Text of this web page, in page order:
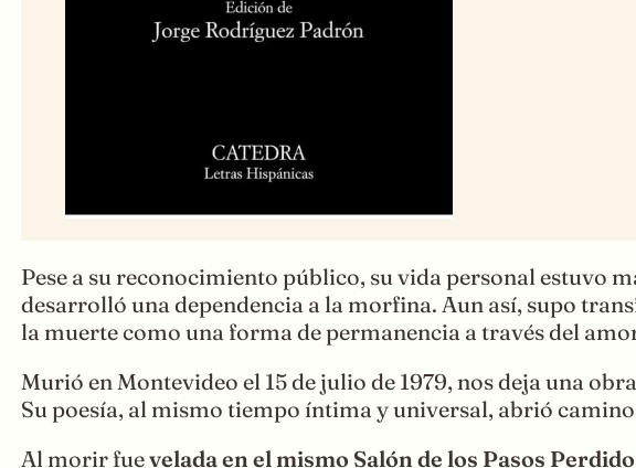
Pese a su reconocimiento público, su vida personal estuvo
desarrolló una dependencia a la morfina. Aun así, supo
la muerte como una forma de permanencia a través del
Murió en Montevideo el 15 de julio de 1979, nos deja una
Su poesía, al mismo tiempo íntima y universal, abrió
Al morir fuevelada en el mismo Salón de los Pasos